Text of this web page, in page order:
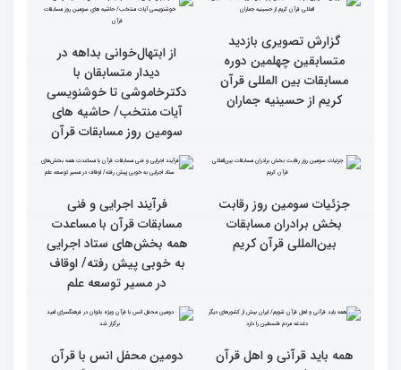
مسابقات بین المللی قرآن
کریم(بخش دوم)
مسابقات بین المللی قرآن
گزارش تصویری دومین روز
دوره مسابقات بین المللی
قرآن کریم (بخش دوم)
گزارش تصویری دومین روز
رقابت بخش بانوان چهلمین
دوره مسابقات بین المللی
قرآن کریم (بخش اول)
گزارش تصویری بازدید
از ابتهال‌خوانی بداهه در
دیدار متسابقان با
دکترخاموشی تا خوشنویسی
آیات منتخب/ حاشیه های
سومین روز مسابقات قرآن